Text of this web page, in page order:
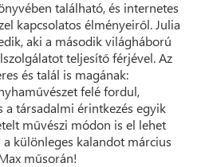
található, és internetes
kapcsolatos élményeiről. Julia
aki a második világháború
teljesítő férjével. Az
és talál is magának:
felé fordul,
a társadalmi érintkezés egyik
művészi módon is el lehet
a különleges kalandot március
műsorán!